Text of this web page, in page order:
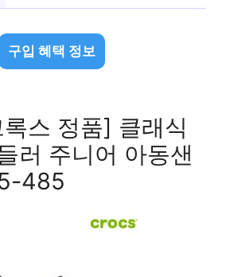
구입 혜택 정보
스 정품] 클래식
러 주니어 아동샌
485